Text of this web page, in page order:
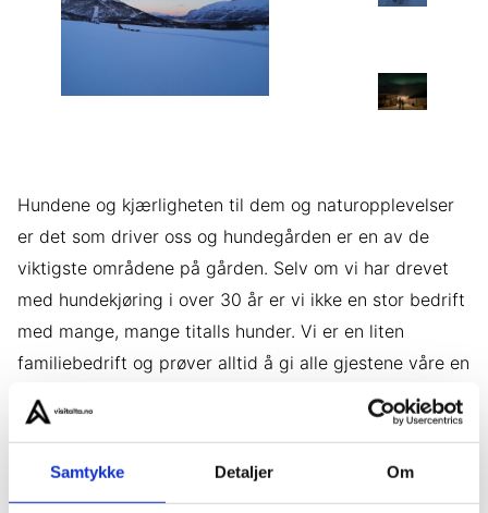
Samtykke Detaljer Om
Hundene og kjærligheten til dem og naturopplevelser
er det som driver oss og hundegården er en av de
viktigste områdene på gården. Selv om vi har drevet
med hundekjøring i over 30 år er vi ikke en stor bedrift
med mange, mange titalls hunder. Vi er en liten
familiebedrift og prøver alltid å gi alle gjestene våre en
personlig, lærerik og nær opplevelse. Vi tilbyr både
lengre og korte turer og kan gjerne også skreddersy en
kriker og kroker av Finnmark etter mange år med